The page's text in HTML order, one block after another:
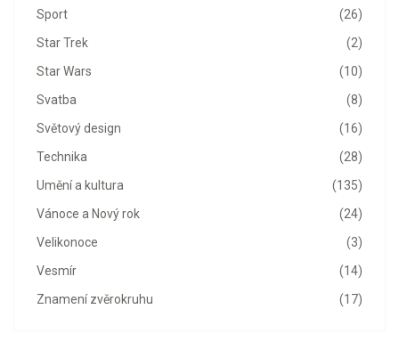
(26)
Sport
(2)
Star Trek
(10)
Star Wars
(8)
Svatba
(16)
Světový design
(28)
Technika
(135)
Umění a kultura
(24)
Vánoce a Nový rok
(3)
Velikonoce
(14)
Vesmír
(17)
Znamení zvěrokruhu